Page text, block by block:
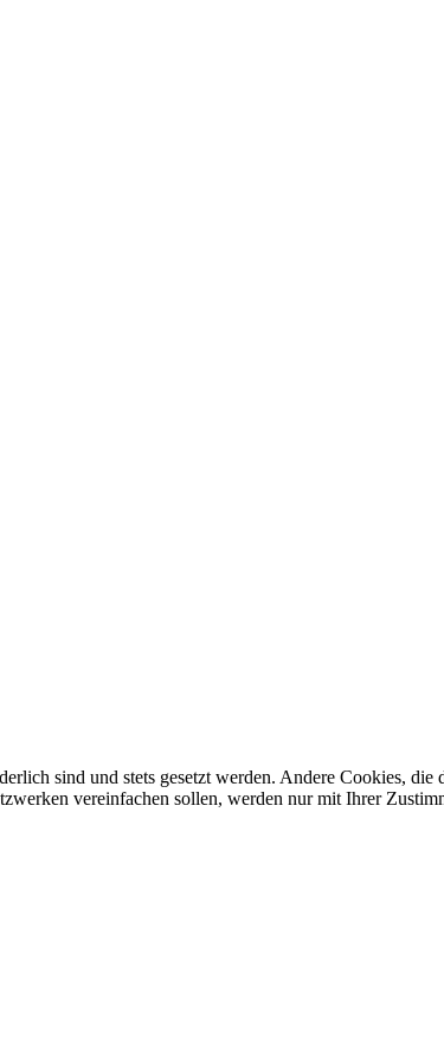
sind und stets gesetzt werden. Andere Cookies,
vereinfachen sollen, werden nur mit Ihrer